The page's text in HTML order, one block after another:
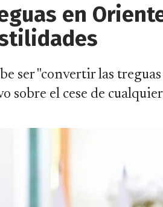
en
ser "convertir las treguas
sobre el cese de